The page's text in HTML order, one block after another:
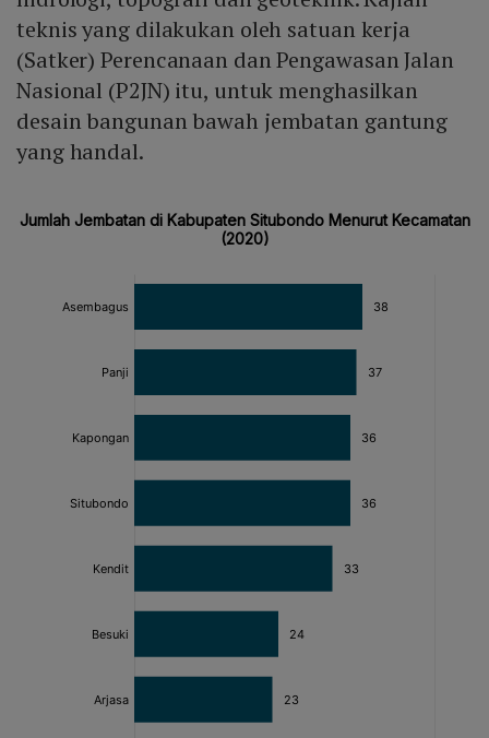
teknis yang dilakukan oleh satuan kerja
(Satker) Perencanaan dan Pengawasan Jalan
Nasional (P2JN) itu, untuk menghasilkan
desain bangunan bawah jembatan gantung
yang handal.